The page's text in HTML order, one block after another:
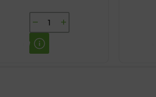
MUSTELA
MATERNITE
KREMA